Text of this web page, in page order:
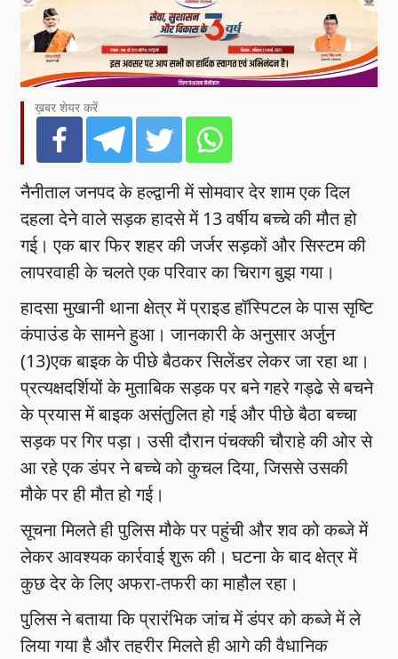
ख़बर शेयर करें
नैनीताल जनपद के हल्द्वानी में सोमवार देर शाम एक दिल
दहला देने वाले सड़क हादसे में 13 वर्षीय बच्चे की मौत हो
गई। एक बार फिर शहर की जर्जर सड़कों और सिस्टम की
लापरवाही के चलते एक परिवार का चिराग बुझ गया।
हादसा मुखानी थाना क्षेत्र में प्राइड हॉस्पिटल के पास सृष्टि
कंपाउंड के सामने हुआ। जानकारी के अनुसार अर्जुन
(13)एक बाइक के पीछे बैठकर सिलेंडर लेकर जा रहा था।
प्रत्यक्षदर्शियों के मुताबिक सड़क पर बने गहरे गड्ढे से बचने
के प्रयास में बाइक असंतुलित हो गई और पीछे बैठा बच्चा
सड़क पर गिर पड़ा। उसी दौरान पंचक्की चौराहे की ओर से
आ रहे एक डंपर ने बच्चे को कुचल दिया, जिससे उसकी
मौके पर ही मौत हो गई।
सूचना मिलते ही पुलिस मौके पर पहुंची और शव को कब्जे में
लेकर आवश्यक कार्रवाई शुरू की। घटना के बाद क्षेत्र में
कुछ देर के लिए अफरा-तफरी का माहौल रहा।
पुलिस ने बताया कि प्रारंभिक जांच में डंपर को कब्जे में ले
लिया गया है और तहरीर मिलते ही आगे की वैधानिक